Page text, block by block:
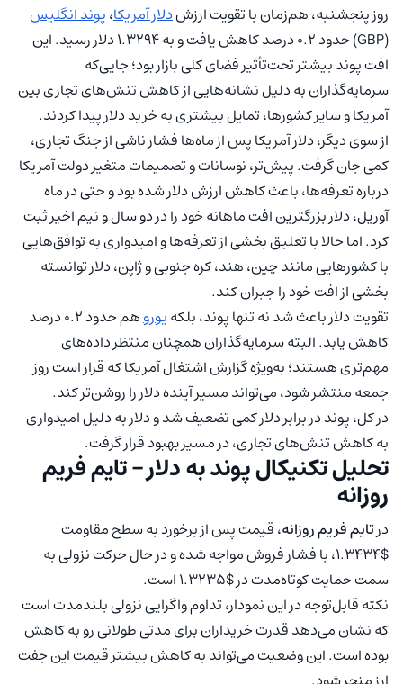
روز پنجشنبه، هم‌زمان با تقویت ارزشدلار آمریکا،پوند انگلیس
(GBP) حدود ۰.۲ درصد کاهش یافت و به ۱.۳۲۹۴ دلار رسید. این
افت پوند بیشتر تحت‌تأثیر فضای کلی بازار بود؛ جایی‌که
سرمایه‌گذاران به دلیل نشانه‌هایی از کاهش تنش‌های تجاری بین
آمریکا و سایر کشورها، تمایل بیشتری به خرید دلار پیدا کردند.
از سوی دیگر، دلار آمریکا پس از ماه‌ها فشار ناشی از جنگ تجاری،
کمی جان گرفت. پیش‌تر، نوسانات و تصمیمات متغیر دولت آمریکا
درباره تعرفه‌ها، باعث کاهش ارزش دلار شده بود و حتی در ماه
آوریل، دلار بزرگترین افت ماهانه خود را در دو سال و نیم اخیر ثبت
کرد. اما حالا با تعلیق بخشی از تعرفه‌ها و امیدواری به توافق‌هایی
با کشورهایی مانند چین، هند، کره جنوبی و ژاپن، دلار توانسته
بخشی از افت خود را جبران کند.
تقویت دلار باعث شد نه تنها پوند، بلکهیورو
هم حدود ۰.۲ درصد
کاهش یابد. البته سرمایه‌گذاران همچنان منتظر داده‌های
مهم‌تری هستند؛ به‌ویژه گزارش اشتغال آمریکا که قرار است روز
جمعه منتشر شود، می‌تواند مسیر آینده دلار را روشن‌تر کند.
در کل، پوند در برابر دلار کمی تضعیف شد و دلار به دلیل امیدواری
به کاهش تنش‌های تجاری، در مسیر بهبود قرار گرفت.
تحلیل تکنیکال پوند به دلار – تایم فریم
روزانه
درتایم فریم روزانه، قیمت پس از برخورد به سطح مقاومت
$1.3434، با فشار فروش مواجه شده و در حال حرکت نزولی به
سمت حمایت کوتاه‌مدت در $1.3235 است.
نکته قابل‌توجه در این نمودار، تداوم واگرایی نزولی بلندمدت است
که نشان می‌دهد قدرت خریداران برای مدتی طولانی رو به کاهش
بوده است. این وضعیت می‌تواند به کاهش بیشتر قیمت این جفت